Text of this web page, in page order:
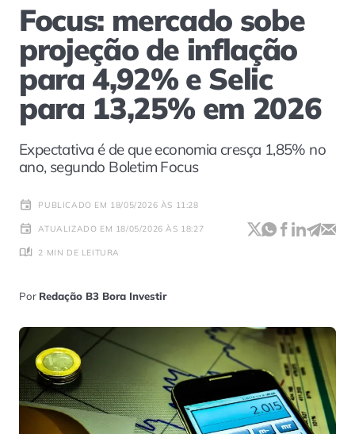
Focus: mercado sobe
projeção de inflação
para 4,92% e Selic
para 13,25% em 2026
Expectativa é de que economia cresça 1,85% no
ano, segundo Boletim Focus
PUBLICADO EM 18/05/2026 ÀS 11:28
ATUALIZADO EM 18/05/2026 ÀS 18:27
2 MIN DE LEITURA
Por Redação B3 Bora Investir